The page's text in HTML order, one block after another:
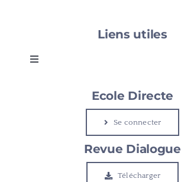
Liens utiles
Toggle
Ecole Directe
Se connecter
Revue Dialogue
Télécharger